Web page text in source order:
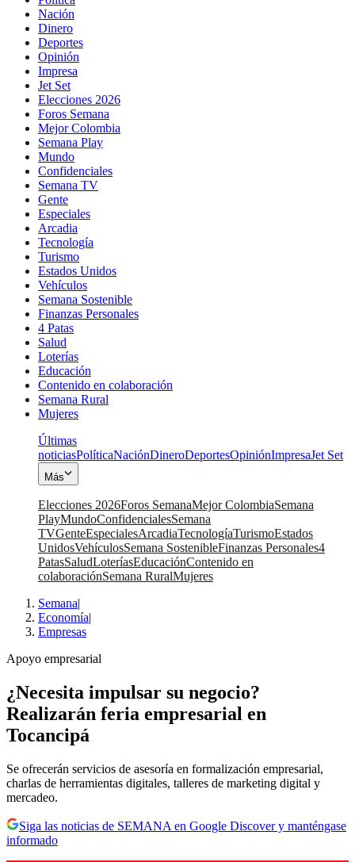
Nación
Dinero
Deportes
Opinión
Impresa
Jet Set
Elecciones 2026
Foros Semana
Mejor Colombia
Semana Play
Mundo
Confidenciales
Semana TV
Gente
Especiales
Arcadia
Tecnología
Turismo
Estados Unidos
Vehículos
Semana Sostenible
Finanzas Personales
4 Patas
Salud
Loterías
Educación
Contenido en colaboración
Semana Rural
Mujeres
Últimas
noticiasPolíticaNaciónDineroDeportesOpiniónImpresaJet Set
Más
Elecciones 2026Foros SemanaMejor ColombiaSemana
PlayMundoConfidencialesSemana
TVGenteEspecialesArcadiaTecnologíaTurismoEstados
UnidosVehículosSemana SostenibleFinanzas Personales4
PatasSaludLoteríasEducaciónContenido en
colaboraciónSemana RuralMujeres
Semana|
Economía|
Empresas
Apoyo empresarial
¿Necesita impulsar su negocio?
Realizarán feria empresarial en
Tocancipá
Se ofrecerán servicios de asesoría en formalización empresarial,
charlas de herramientas digitales, talleres de marketing digital y
mercadeo.
Siga las noticias de SEMANA en Google Discover y manténgase
informado